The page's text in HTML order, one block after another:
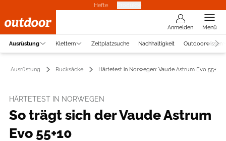
Hefte
Anmelden Menü
Ausrüstung Klettern Zeltplatzsuche Nachhaltigkeit Outdoorwissen
Ausrüstung Rucksäcke Härtetest in Norwegen: Vaude Astrum Evo 55+10
HÄRTETEST IN NORWEGEN
So trägt sich der Vaude Astrum
Evo 55+10